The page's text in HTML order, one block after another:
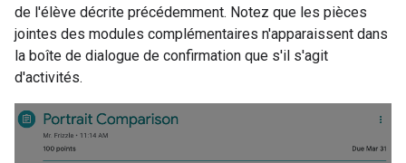
de l'élève décrite précédemment. Notez que les pièces
jointes des modules complémentaires n'apparaissent dans
la boîte de dialogue de confirmation que s'il s'agit
d'activités.